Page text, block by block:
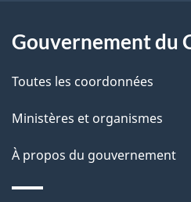
Gouvernement du
Toutes les coordonnées
Ministères et organismes
À propos du gouvernement